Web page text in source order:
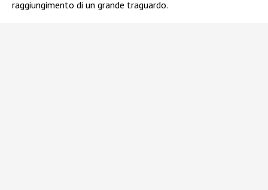
raggiungimento di un grande traguardo.